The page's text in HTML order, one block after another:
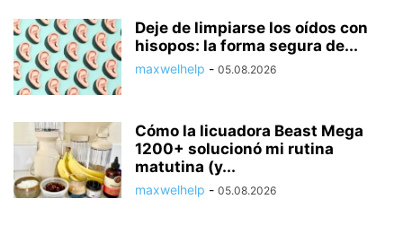
Deje de limpiarse los oídos con
hisopos: la forma segura de...
maxwelhelp - 05.08.2026
Cómo la licuadora Beast Mega
1200+ solucionó mi rutina
matutina (y...
maxwelhelp - 05.08.2026